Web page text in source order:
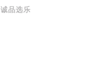
诚品选乐